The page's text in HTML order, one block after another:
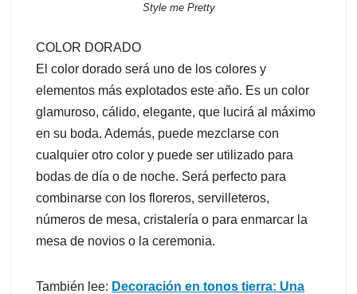
Style me Pretty
COLOR DORADO
El color dorado será uno de los colores y
elementos más explotados este año. Es un color
glamuroso, cálido, elegante, que lucirá al máximo
en su boda. Además, puede mezclarse con
cualquier otro color y puede ser utilizado para
bodas de día o de noche. Será perfecto para
combinarse con los floreros, servilleteros,
números de mesa, cristalería o para enmarcar la
mesa de novios o la ceremonia.
También lee: Decoración en tonos tierra: Una